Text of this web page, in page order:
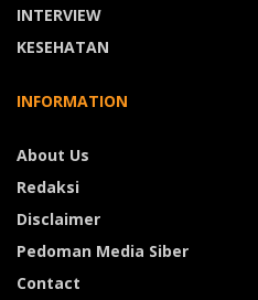
INTERVIEW
KESEHATAN
INFORMATION
About Us
Redaksi
Disclaimer
Pedoman Media Siber
Contact